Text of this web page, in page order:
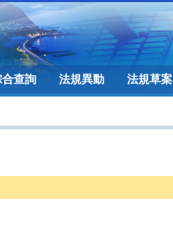
合查詢 法規異動 法規草案